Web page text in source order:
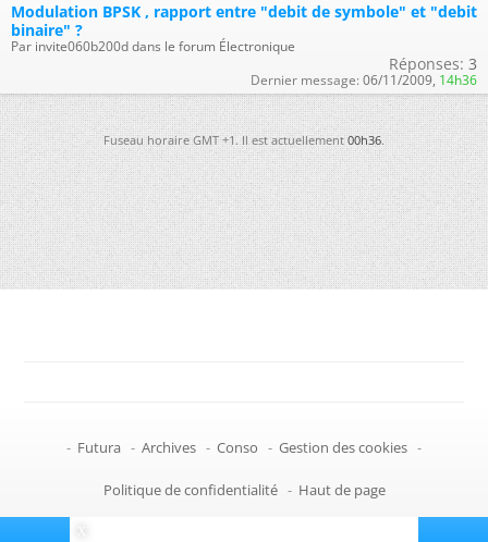
Modulation BPSK , rapport entre "debit de symbole" et "debit
binaire" ?
Par invite060b200d dans le forum Électronique
Réponses: 3
Dernier message: 06/11/2009, 14h36
Fuseau horaire GMT +1. Il est actuellement00h36.
- Futura - Archives - Conso - Gestion des cookies -
Politique de confidentialité - Haut de page